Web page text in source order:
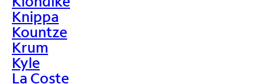
Knippa
Kountze
Krum
Kyle
La Coste